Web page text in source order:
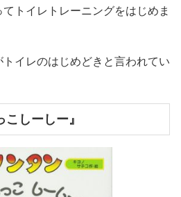
トイレトレーニングをはじめま
イレのはじめどきと言われてい
しーしー』